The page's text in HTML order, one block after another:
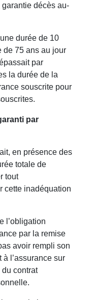
garantie décès au-
durée de 10
de 75 ans au jour
par
la durée de la
souscrite pour
par
en présence des
totale de
tout
cette inadéquation
l’obligation
par la remise
avoir rempli son
l’assurance sur
du contrat